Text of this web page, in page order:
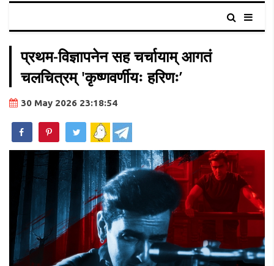
प्रथम-विज्ञापनेन सह चर्चायाम् आगतं
चलचित्रम् 'कृष्णवर्णीयः हरिणः’
30 May 2026 23:18:54